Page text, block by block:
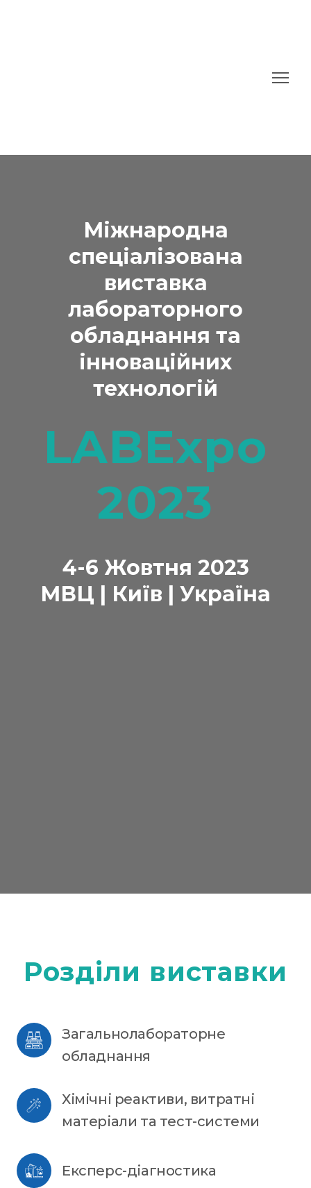
Міжнародна
спеціалізована
виставка
лабораторного
обладнання та
інноваційних
технологій
LABExpo
2023
4-6 Жовтня 2023
МВЦ | Київ | Україна
Розділи виставки
Загальнолабораторне
обладнання
Хімічні реактиви, витратні
матеріали та тест-системи
Експерс-діагностика